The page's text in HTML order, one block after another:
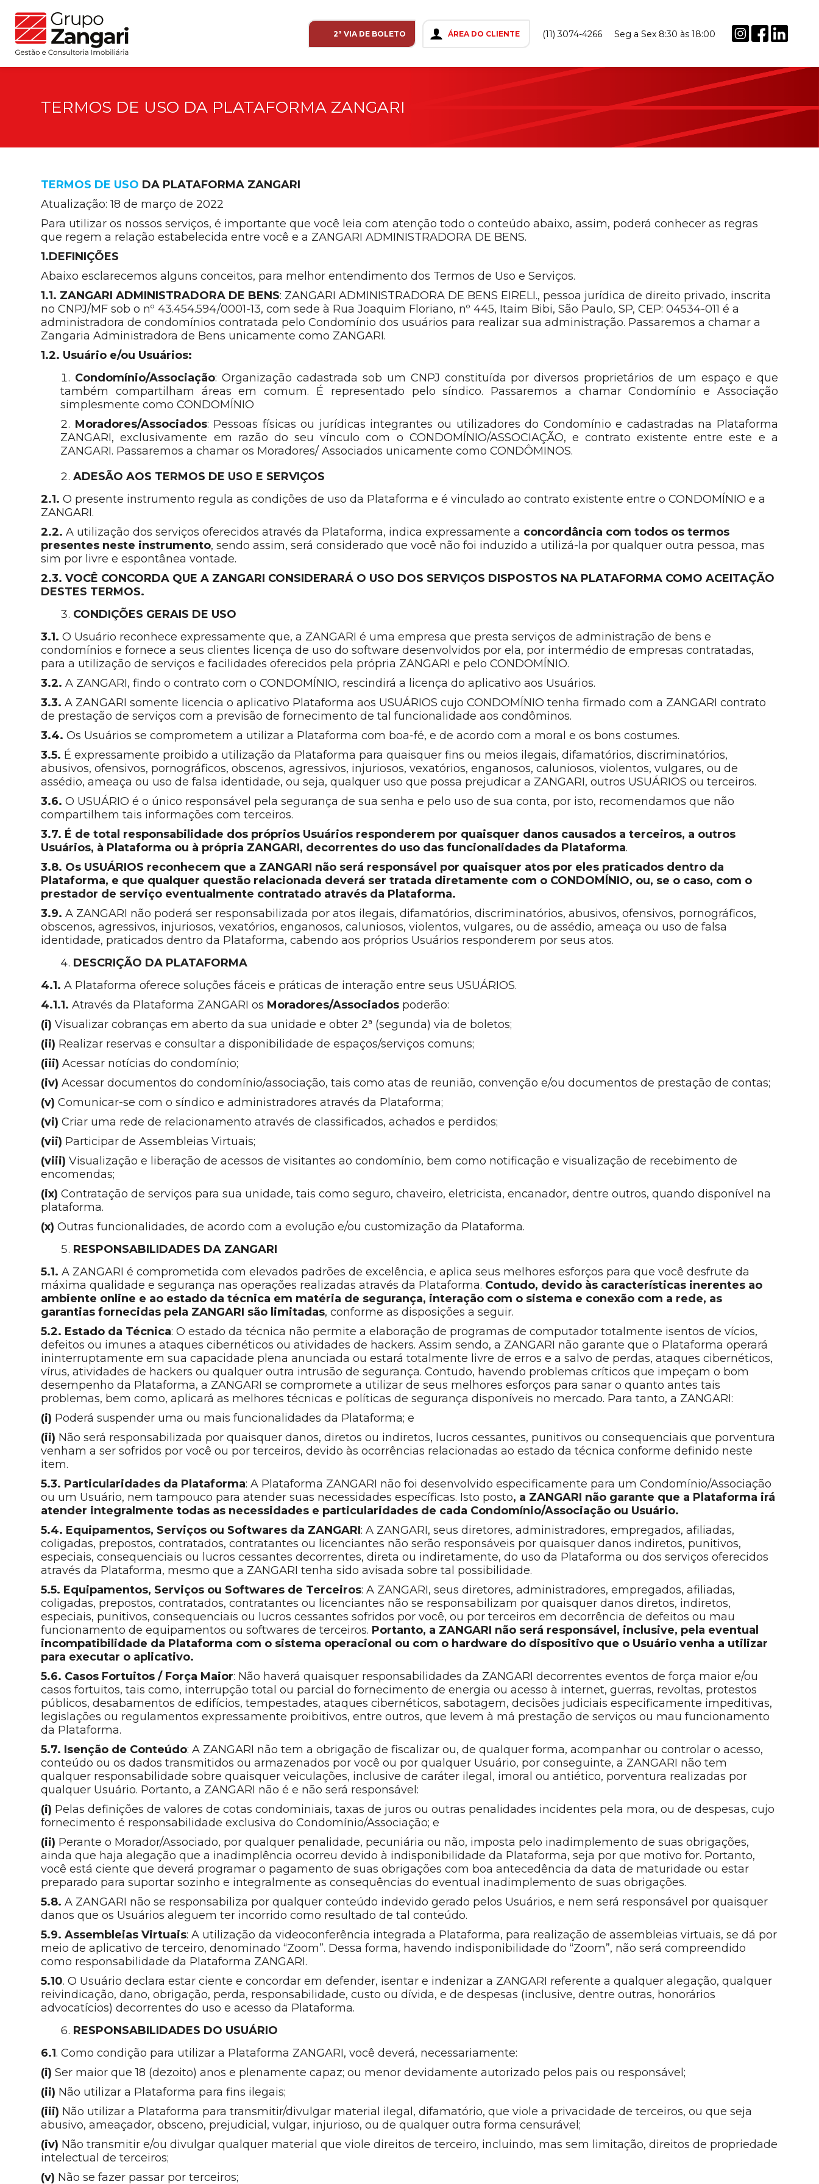
2ª VIA DE BOLETO ÁREA DO CLIENTE (11) 3074-4266 Seg a Sex 8:30 às 18:00
TERMOS DE USO DA PLATAFORMA ZANGARI
TERMOS DE USO DA PLATAFORMA ZANGARI
Atualização: 18 de março de 2022
Para utilizar os nossos serviços, é importante que você leia com atenção todo o conteúdo abaixo, assim, poderá conhecer as regras
que regem a relação estabelecida entre você e a ZANGARI ADMINISTRADORA DE BENS.
1.DEFINIÇÕES
Abaixo esclarecemos alguns conceitos, para melhor entendimento dos Termos de Uso e Serviços.
1.1. ZANGARI ADMINISTRADORA DE BENS: ZANGARI ADMINISTRADORA DE BENS EIRELI., pessoa jurídica de direito privado, inscrita
no CNPJ/MF sob o nº 43.454.594/0001-13, com sede à Rua Joaquim Floriano, nº 445, Itaim Bibi, São Paulo, SP, CEP: 04534-011 é a
administradora de condomínios contratada pelo Condomínio dos usuários para realizar sua administração. Passaremos a chamar a
Zangaria Administradora de Bens unicamente como ZANGARI.
1.2. Usuário e/ou Usuários:
Condomínio/Associação: Organização cadastrada sob um CNPJ constituída por diversos proprietários de um espaço e que
também compartilham áreas em comum. É representado pelo síndico. Passaremos a chamar Condomínio e Associação
simplesmente como CONDOMÍNIO
Moradores/Associados: Pessoas físicas ou jurídicas integrantes ou utilizadores do Condomínio e cadastradas na Plataforma
ZANGARI, exclusivamente em razão do seu vínculo com o CONDOMÍNIO/ASSOCIAÇÃO, e contrato existente entre este e a
ZANGARI. Passaremos a chamar os Moradores/ Associados unicamente como CONDÔMINOS.
ADESÃO AOS TERMOS DE USO E SERVIÇOS
2.1. O presente instrumento regula as condições de uso da Plataforma e é vinculado ao contrato existente entre o CONDOMÍNIO e a
ZANGARI.
2.2. A utilização dos serviços oferecidos através da Plataforma, indica expressamente a concordância com todos os termos
presentes neste instrumento, sendo assim, será considerado que você não foi induzido a utilizá-la por qualquer outra pessoa, mas
sim por livre e espontânea vontade.
2.3. VOCÊ CONCORDA QUE A ZANGARI CONSIDERARÁ O USO DOS SERVIÇOS DISPOSTOS NA PLATAFORMA COMO ACEITAÇÃO
DESTES TERMOS.
CONDIÇÕES GERAIS DE USO
3.1. O Usuário reconhece expressamente que, a ZANGARI é uma empresa que presta serviços de administração de bens e
condomínios e fornece a seus clientes licença de uso do software desenvolvidos por ela, por intermédio de empresas contratadas,
para a utilização de serviços e facilidades oferecidos pela própria ZANGARI e pelo CONDOMÍNIO.
3.2. A ZANGARI, findo o contrato com o CONDOMÍNIO, rescindirá a licença do aplicativo aos Usuários.
3.3.A ZANGARI somente licencia o aplicativo Plataforma aos USUÁRIOS cujo CONDOMÍNIO tenha firmado com a ZANGARI contrato
de prestação de serviços com a previsão de fornecimento de tal funcionalidade aos condôminos.
3.4. Os Usuários se comprometem a utilizar a Plataforma com boa-fé, e de acordo com a moral e os bons costumes.
3.5. É expressamente proibido a utilização da Plataforma para quaisquer fins ou meios ilegais, difamatórios, discriminatórios,
abusivos, ofensivos, pornográficos, obscenos, agressivos, injuriosos, vexatórios, enganosos, caluniosos, violentos, vulgares, ou de
assédio, ameaça ou uso de falsa identidade, ou seja, qualquer uso que possa prejudicar a ZANGARI, outros USUÁRIOS ou terceiros.
3.6. O USUÁRIO é o único responsável pela segurança de sua senha e pelo uso de sua conta, por isto, recomendamos que não
compartilhem tais informações com terceiros.
3.7. É de total responsabilidade dos próprios Usuários responderem por quaisquer danos causados a terceiros, a outros
Usuários, à Plataforma ou à própria ZANGARI, decorrentes do uso das funcionalidades da Plataforma.
3.8. Os USUÁRIOS reconhecem que a ZANGARI não será responsável por quaisquer atos por eles praticados dentro da
Plataforma, e que qualquer questão relacionada deverá ser tratada diretamente com o CONDOMÍNIO, ou, se o caso, com o
prestador de serviço eventualmente contratado através da Plataforma.
3.9. A ZANGARI não poderá ser responsabilizada por atos ilegais, difamatórios, discriminatórios, abusivos, ofensivos, pornográficos,
obscenos, agressivos, injuriosos, vexatórios, enganosos, caluniosos, violentos, vulgares, ou de assédio, ameaça ou uso de falsa
identidade, praticados dentro da Plataforma, cabendo aos próprios Usuários responderem por seus atos.
DESCRIÇÃO DA PLATAFORMA
4.1.A Plataforma oferece soluções fáceis e práticas de interação entre seus USUÁRIOS.
4.1.1. Através da Plataforma ZANGARI os Moradores/Associados poderão:
(i) Visualizar cobranças em aberto da sua unidade e obter 2ª (segunda) via de boletos;
(ii) Realizar reservas e consultar a disponibilidade de espaços/serviços comuns;
(iii) Acessar notícias do condomínio;
(iv) Acessar documentos do condomínio/associação, tais como atas de reunião, convenção e/ou documentos de prestação de contas;
(v) Comunicar-se com o síndico e administradores através da Plataforma;
(vi) Criar uma rede de relacionamento através de classificados, achados e perdidos;
(vii) Participar de Assembleias Virtuais;
(viii) Visualização e liberação de acessos de visitantes ao condomínio, bem como notificação e visualização de recebimento de
encomendas;
(ix)Contratação de serviços para sua unidade, tais como seguro, chaveiro, eletricista, encanador, dentre outros, quando disponível na
plataforma.
(x) Outras funcionalidades, de acordo com a evolução e/ou customização da Plataforma.
RESPONSABILIDADES DA ZANGARI
5.1. A ZANGARI é comprometida com elevados padrões de excelência, e aplica seus melhores esforços para que você desfrute da
máxima qualidade e segurança nas operações realizadas através da Plataforma. Contudo, devido às características inerentes ao
ambiente online e ao estado da técnica em matéria de segurança, interação com o sistema e conexão com a rede, as
garantias fornecidas pela ZANGARI são limitadas, conforme as disposições a seguir.
5.2. Estado da Técnica: O estado da técnica não permite a elaboração de programas de computador totalmente isentos de vícios,
defeitos ou imunes a ataques cibernéticos ou atividades de hackers. Assim sendo, a ZANGARI não garante que o Plataforma operará
ininterruptamente em sua capacidade plena anunciada ou estará totalmente livre de erros e a salvo de perdas, ataques cibernéticos,
vírus, atividades de hackers ou qualquer outra intrusão de segurança. Contudo, havendo problemas críticos que impeçam o bom
desempenho da Plataforma, a ZANGARI se compromete a utilizar de seus melhores esforços para sanar o quanto antes tais
problemas, bem como, aplicará as melhores técnicas e políticas de segurança disponíveis no mercado. Para tanto, a ZANGARI:
(i) Poderá suspender uma ou mais funcionalidades da Plataforma; e
(ii) Não será responsabilizada por quaisquer danos, diretos ou indiretos, lucros cessantes, punitivos ou consequenciais que porventura
venham a ser sofridos por você ou por terceiros, devido às ocorrências relacionadas ao estado da técnica conforme definido neste
item.
5.3. Particularidades da Plataforma: A Plataforma ZANGARI não foi desenvolvido especificamente para um Condomínio/Associação
ou um Usuário, nem tampouco para atender suas necessidades específicas. Isto posto, a ZANGARI não garante que a Plataforma irá
atender integralmente todas as necessidades e particularidades de cada Condomínio/Associação ou Usuário.
5.4. Equipamentos, Serviços ou Softwares da ZANGARI: A ZANGARI, seus diretores, administradores, empregados, afiliadas,
coligadas, prepostos, contratados, contratantes ou licenciantes não serão responsáveis por quaisquer danos indiretos, punitivos,
especiais, consequenciais ou lucros cessantes decorrentes, direta ou indiretamente, do uso da Plataforma ou dos serviços oferecidos
através da Plataforma, mesmo que a ZANGARI tenha sido avisada sobre tal possibilidade.
5.5. Equipamentos, Serviços ou Softwares de Terceiros: A ZANGARI, seus diretores, administradores, empregados, afiliadas,
coligadas, prepostos, contratados, contratantes ou licenciantes não se responsabilizam por quaisquer danos diretos, indiretos,
especiais, punitivos, consequenciais ou lucros cessantes sofridos por você, ou por terceiros em decorrência de defeitos ou mau
funcionamento de equipamentos ou softwares de terceiros. Portanto, a ZANGARI não será responsável, inclusive, pela eventual
incompatibilidade da Plataforma com o sistema operacional ou com o hardware do dispositivo que o Usuário venha a utilizar
para executar o aplicativo.
5.6. Casos Fortuitos / Força Maior: Não haverá quaisquer responsabilidades da ZANGARI decorrentes eventos de força maior e/ou
casos fortuitos, tais como, interrupção total ou parcial do fornecimento de energia ou acesso à internet, guerras, revoltas, protestos
públicos, desabamentos de edifícios, tempestades, ataques cibernéticos, sabotagem, decisões judiciais especificamente impeditivas,
legislações ou regulamentos expressamente proibitivos, entre outros, que levem à má prestação de serviços ou mau funcionamento
da Plataforma.
5.7. Isenção de Conteúdo: A ZANGARI não tem a obrigação de fiscalizar ou, de qualquer forma, acompanhar ou controlar o acesso,
conteúdo ou os dados transmitidos ou armazenados por você ou por qualquer Usuário, por conseguinte, a ZANGARI não tem
qualquer responsabilidade sobre quaisquer veiculações, inclusive de caráter ilegal, imoral ou antiético, porventura realizadas por
qualquer Usuário. Portanto, a ZANGARI não é e não será responsável:
(i) Pelas definições de valores de cotas condominiais, taxas de juros ou outras penalidades incidentes pela mora, ou de despesas, cujo
fornecimento é responsabilidade exclusiva do Condomínio/Associação; e
(ii) Perante o Morador/Associado, por qualquer penalidade, pecuniária ou não, imposta pelo inadimplemento de suas obrigações,
ainda que haja alegação que a inadimplência ocorreu devido à indisponibilidade da Plataforma, seja por que motivo for. Portanto,
você está ciente que deverá programar o pagamento de suas obrigações com boa antecedência da data de maturidade ou estar
preparado para suportar sozinho e integralmente as consequências do eventual inadimplemento de suas obrigações.
5.8. A ZANGARI não se responsabiliza por qualquer conteúdo indevido gerado pelos Usuários, e nem será responsável por quaisquer
danos que os Usuários aleguem ter incorrido como resultado de tal conteúdo.
5.9. Assembleias Virtuais: A utilização da videoconferência integrada a Plataforma, para realização de assembleias virtuais, se dá por
meio de aplicativo de terceiro, denominado “Zoom”. Dessa forma, havendo indisponibilidade do “Zoom”, não será compreendido
como responsabilidade da Plataforma ZANGARI.
5.10. O Usuário declara estar ciente e concordar em defender, isentar e indenizar a ZANGARI referente a qualquer alegação, qualquer
reivindicação, dano, obrigação, perda, responsabilidade, custo ou dívida, e de despesas (inclusive, dentre outras, honorários
advocatícios) decorrentes do uso e acesso da Plataforma.
RESPONSABILIDADES DO USUÁRIO
6.1. Como condição para utilizar a Plataforma ZANGARI, você deverá, necessariamente:
(i) Ser maior que 18 (dezoito) anos e plenamente capaz; ou menor devidamente autorizado pelos pais ou responsável;
(ii) Não utilizar a Plataforma para fins ilegais;
(iii) Não utilizar a Plataforma para transmitir/divulgar material ilegal, difamatório, que viole a privacidade de terceiros, ou que seja
abusivo, ameaçador, obsceno, prejudicial, vulgar, injurioso, ou de qualquer outra forma censurável;
(iv) Não transmitir e/ou divulgar qualquer material que viole direitos de terceiro, incluindo, mas sem limitação, direitos de propriedade
intelectual de terceiros;
(v) Não se fazer passar por terceiros;